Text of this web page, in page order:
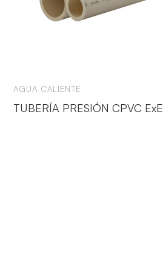
AGUA CALIENTE
TUBERÍA PRESIÓN CPVC ExE